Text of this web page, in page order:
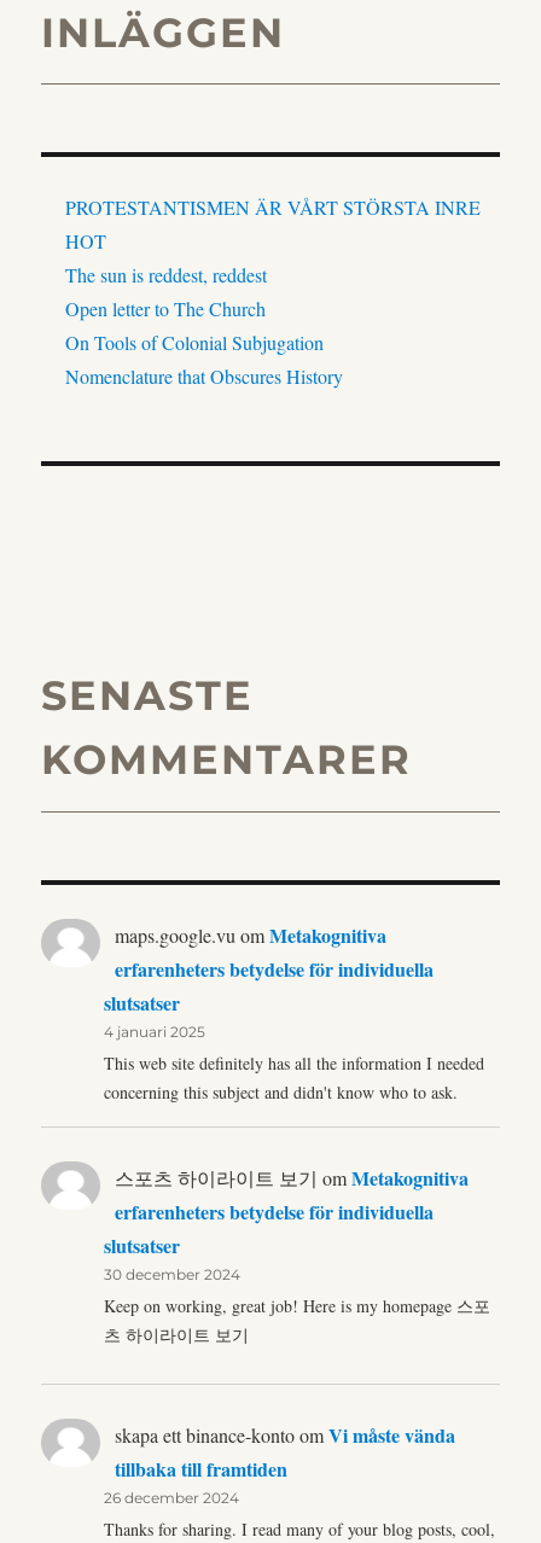
INLÄGGEN
PROTESTANTISMEN ÄR VÅRT STÖRSTA INRE
HOT
The sun is reddest, reddest
Open letter to The Church
On Tools of Colonial Subjugation
Nomenclature that Obscures History
SENASTE
KOMMENTARER
maps.google.vu omMetakognitiva
erfarenheters betydelse för individuella
slutsatser
4 januari 2025
This web site definitely has all the information I needed
concerning this subject and didn't know who to ask.
스포츠 하이라이트 보기 omMetakognitiva
erfarenheters betydelse för individuella
slutsatser
30 december 2024
Keep on working, great job! Here is my homepage 스포
츠 하이라이트 보기
skapa ett binance-kontoomVi måste vända
tillbaka till framtiden
26 december 2024
Thanks for sharing. I read many of your blog posts, cool,